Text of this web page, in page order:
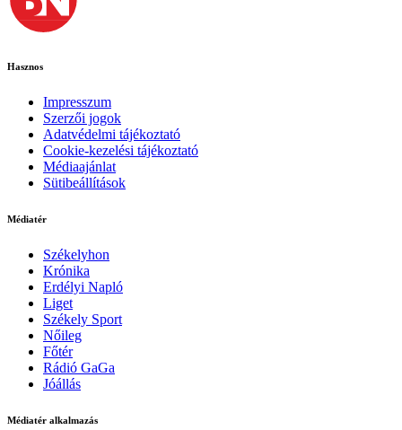
Hasznos
Impresszum
Szerzői jogok
Adatvédelmi tájékoztató
Cookie-kezelési tájékoztató
Médiaajánlat
Sütibeállítások
Médiatér
Székelyhon
Krónika
Erdélyi Napló
Liget
Székely Sport
Nőileg
Főtér
Rádió GaGa
Jóállás
Médiatér alkalmazás